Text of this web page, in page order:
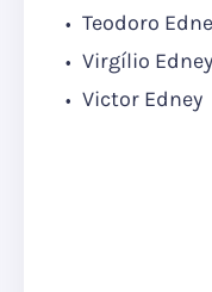
Teodoro
Virgílio Edney
Victor Edney